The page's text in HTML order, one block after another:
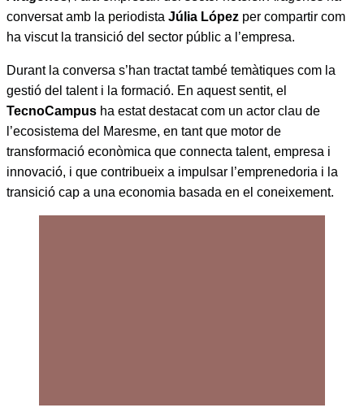
conversat amb la periodista Júlia López per compartir com
ha viscut la transició del sector públic a l’empresa.
Durant la conversa s’han tractat també temàtiques com la
gestió del talent i la formació. En aquest sentit, el
TecnoCampus ha estat destacat com un actor clau de
l’ecosistema del Maresme, en tant que motor de
transformació econòmica que connecta talent, empresa i
innovació, i que contribueix a impulsar l’emprenedoria i la
transició cap a una economia basada en el coneixement.